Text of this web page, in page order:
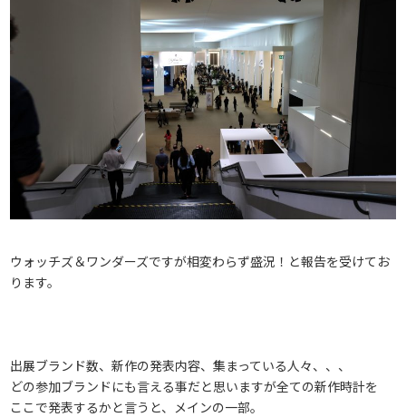
ウォッチズ＆ワンダーズですが相変わらず盛況！と報告を受けてお
ります。
出展ブランド数、新作の発表内容、集まっている人々、、、
どの参加ブランドにも言える事だと思いますが全ての新作時計を
ここで発表するかと言うと、メインの一部。